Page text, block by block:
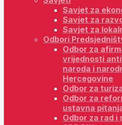
Savjet za
Savjet za
Savjet za
Odbori
Odbor za
vrijednosti
naroda i
Hercegovine
Odbor za
Odbor za
ustavna
Odbor za rad i